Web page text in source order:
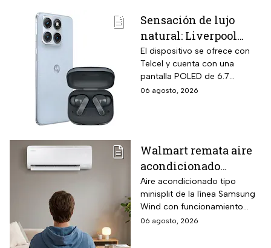
Sensación de lujo
natural: Liverpool
remata el Motorola
Edge 70 Fusion de
256GB de
almacenamiento,
El dispositivo se ofrece con
Telcel y cuenta con una
pantalla POLED de 6.7
pulgadas y funciones
06 agosto, 2026
Walmart remata aire
acondicionado
Samsung Wind
Inverter frío y calor 1
tonelada con WiFi y
$3,500 de descuento
Aire acondicionado tipo
minisplit de la línea Samsung
Wind con funcionamiento
bidireccional frío y calor
06 agosto, 2026